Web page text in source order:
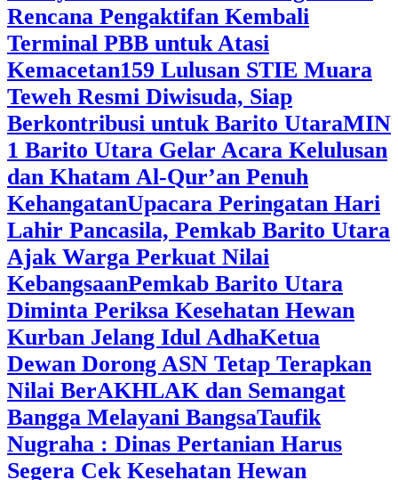
Rencana Pengaktifan Kembali
Terminal PBB untuk Atasi
Kemacetan159 Lulusan STIE Muara
Teweh Resmi Diwisuda, Siap
Berkontribusi untuk Barito UtaraMIN
1 Barito Utara Gelar Acara Kelulusan
dan Khatam Al-Qur’an Penuh
KehangatanUpacara Peringatan Hari
Lahir Pancasila, Pemkab Barito Utara
Ajak Warga Perkuat Nilai
KebangsaanPemkab Barito Utara
Diminta Periksa Kesehatan Hewan
Kurban Jelang Idul AdhaKetua
Dewan Dorong ASN Tetap Terapkan
Nilai BerAKHLAK dan Semangat
Bangga Melayani BangsaTaufik
Nugraha : Dinas Pertanian Harus
Segera Cek Kesehatan Hewan